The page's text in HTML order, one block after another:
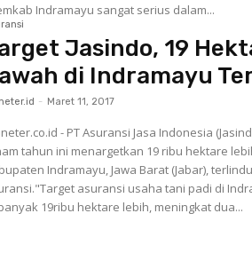
Indramayu sangat serius dalam...
Jasindo, 19
di Indramayu
- Maret 11, 2017
- PT Asuransi Jasa Indonesia
tahun ini menargetkan 19 ribu hektare
Indramayu, Jawa Barat (Jabar),
asuransi usaha tani padi di
19ribu hektare lebih, meningkat dua...